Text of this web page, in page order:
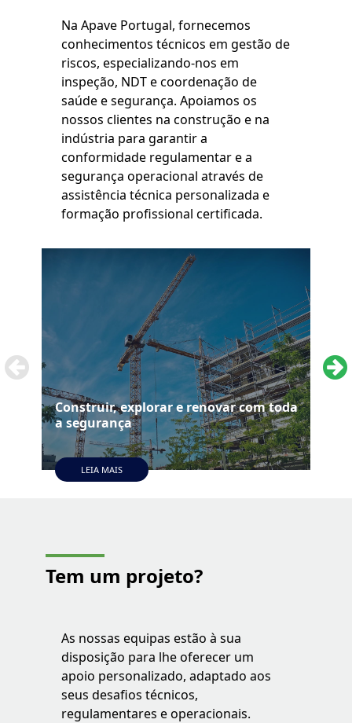
Na Apave Portugal, fornecemos
conhecimentos técnicos em gestão de
riscos, especializando-nos em
inspeção, NDT e coordenação de
saúde e segurança. Apoiamos os
nossos clientes na construção e na
indústria para garantir a
conformidade regulamentar e a
segurança operacional através de
assistência técnica personalizada e
formação profissional certificada.
Construir, explorar e renovar com toda
a segurança
LEIA MAIS
Tem um projeto?
As nossas equipas estão à sua
disposição para lhe oferecer um
apoio personalizado, adaptado aos
seus desafios técnicos,
regulamentares e operacionais.